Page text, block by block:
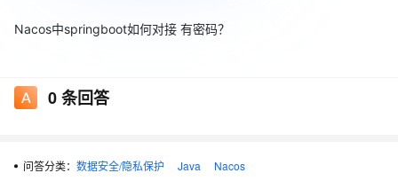
Nacos中springboot如何对接 有密码？
0条回答
问答分类： 数据安全/隐私保护 Java
Nacos